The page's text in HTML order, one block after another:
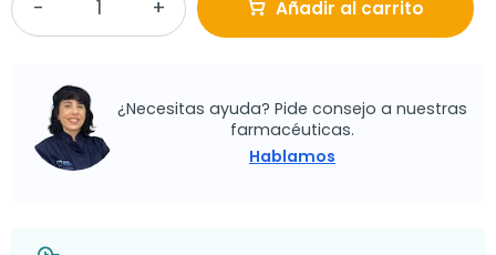
Añadir al carrito
¿Necesitas ayuda? Pide consejo a nuestras
farmacéuticas.
Hablamos